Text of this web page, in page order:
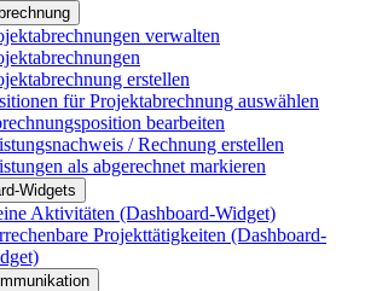
verwalten
erstellen
für Projektabrechnung auswählen
bearbeiten
/ Rechnung erstellen
als abgerechnet markieren
Widgets
Aktivitäten (Dashboard-Widget)
Projekttätigkeiten (Dashboard-